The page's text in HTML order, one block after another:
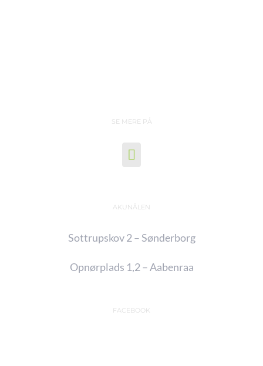
SE MERE PÅ
AKUNÅLEN
Sottrupskov 2 – Sønderborg
Opnørplads 1,2 – Aabenraa
FACEBOOK